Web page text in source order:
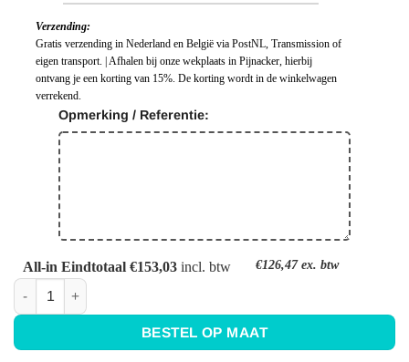
Verzending:
Gratis verzending in Nederland en België via PostNL, Transmission of
eigen transport. | Afhalen bij onze wekplaats in Pijnacker, hierbij
ontvang je een korting van 15%. De korting wordt in de winkelwagen
verrekend.
Opmerking / Referentie:
All-in Eindtotaal €153,03 incl. btw €126,47ex. btw
Keuken achterwand zwart - Ral 9011 - Grafietzwart aantal
BESTEL OP MAAT